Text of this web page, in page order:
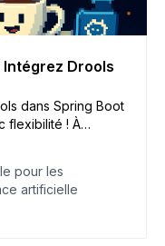
Drools
dans Spring Boot
flexibilité ! À
à
dynamiques
Plongez
un pro !
pour les
artificielle